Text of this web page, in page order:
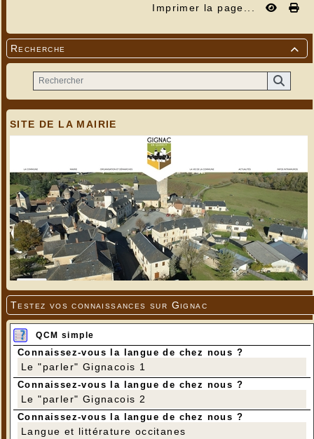
Imprimer la page...

Recherche
SITE DE LA MAIRIE
Testez vos connaissances sur Gignac
QCM simple
Connaissez-vous la langue de chez nous ?
Le "parler" Gignacois 1
Connaissez-vous la langue de chez nous ?
Le "parler" Gignacois 2
Connaissez-vous la langue de chez nous ?
Langue et littérature occitanes